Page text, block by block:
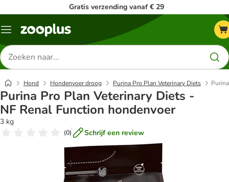
Gratis verzending vanaf € 29
Menu
Zoeken
naar
producten
Hond Hondenvoer droog Purina Pro Plan Veterinary Diets
Purina Pro Plan Veterinary Diets -
NF Renal Function hondenvoer
3 kg
(0) Schrijf een review